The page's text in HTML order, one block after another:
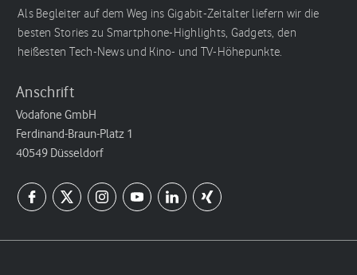
Als Begleiter auf dem Weg ins Gigabit-Zeitalter liefern wir die
besten Stories zu Smartphone-Highlights, Gadgets, den
heißesten Tech-News und Kino- und TV-Höhepunkte.
Anschrift
Vodafone GmbH
Ferdinand-Braun-Platz 1
40549 Düsseldorf